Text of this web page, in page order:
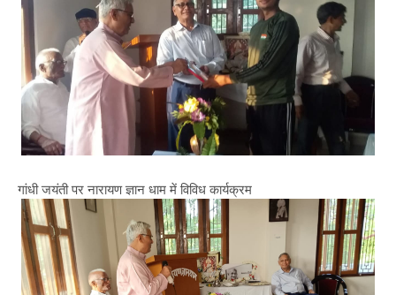
गांधी जयंती पर नारायण ज्ञान धाम में विविध कार्यक्रम